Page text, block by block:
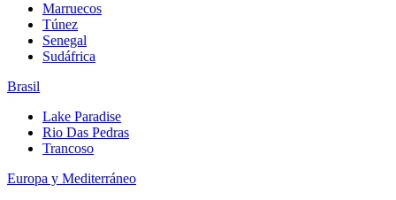
Marruecos
Túnez
Senegal
Sudáfrica
Brasil
Lake Paradise
Rio Das Pedras
Trancoso
Europa y Mediterráneo